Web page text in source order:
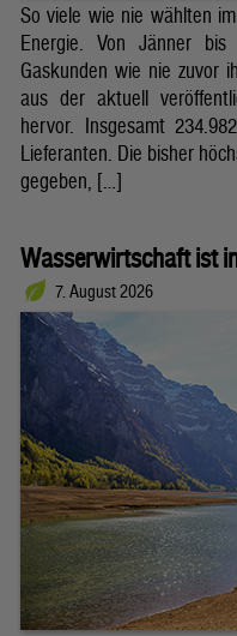
So viele wie nie wählten
Energie. Von Jänner
Gaskunden wie nie zuvor
aus der aktuell
hervor. Insgesamt
Lieferanten. Die bisher
gegeben, […]
Wasserwirtschaft ist
7. August 2026